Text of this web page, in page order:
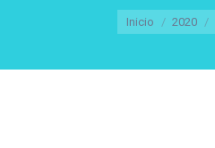
Estás aquí:
Inicio 2020